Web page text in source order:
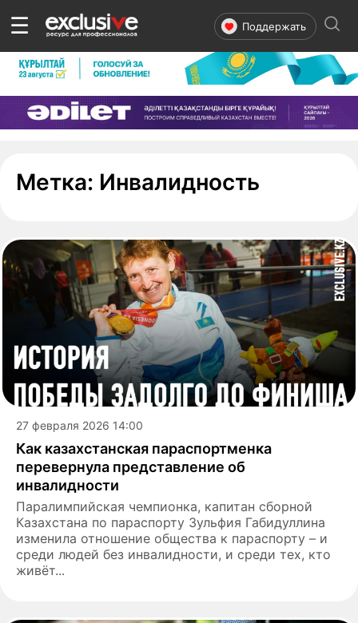
☰ Поддержать
Метка: Инвалидность
27 февраля 2026 14:00
Как казахстанская параспортменка
перевернула представление об
инвалидности
Паралимпийская чемпионка, капитан сборной
Казахстана по параспорту Зульфия Габидуллина
изменила отношение общества к параспорту – и
среди людей без инвалидности, и среди тех, кто
живёт...